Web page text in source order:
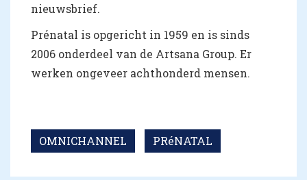
nieuwsbrief.
Prénatal is opgericht in 1959 en is sinds
2006 onderdeel van de Artsana Group. Er
werken ongeveer achthonderd mensen.
OMNICHANNEL PRéNATAL